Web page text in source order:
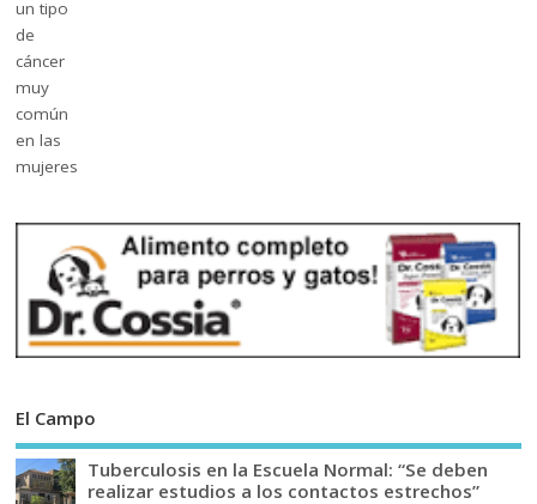
El Campo
Tuberculosis en la Escuela Normal: “Se deben
realizar estudios a los contactos estrechos”